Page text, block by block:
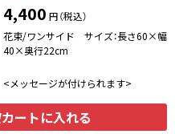
4,400 円（税込）
花束/ワンサイド サイズ：長さ60×幅
40×奥行22cm
<メッセージが付けられます>
カートに入れる